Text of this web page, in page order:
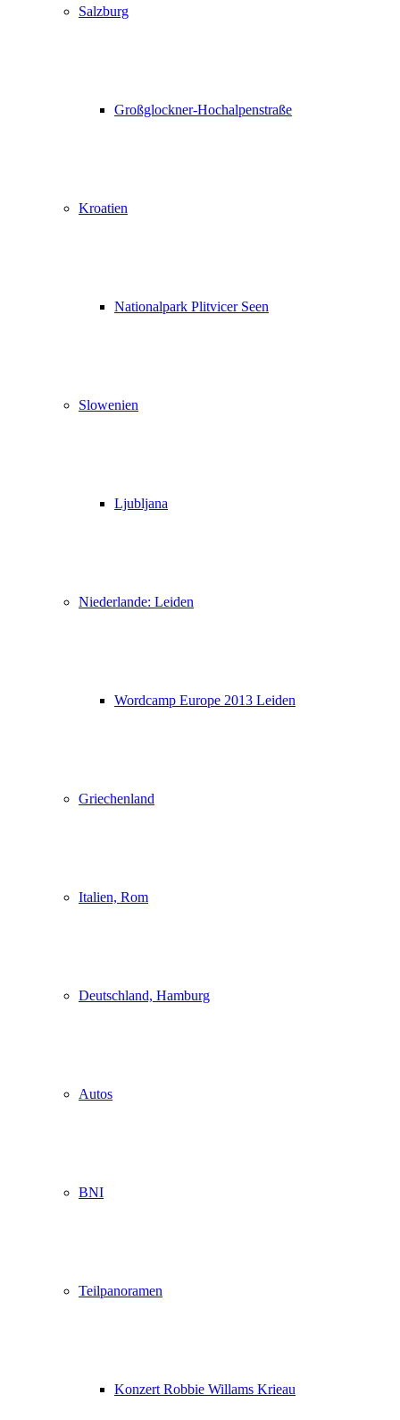
Salzburg
Großglockner-Hochalpenstraße
Kroatien
Nationalpark Plitvicer Seen
Slowenien
Ljubljana
Niederlande: Leiden
Wordcamp Europe 2013 Leiden
Griechenland
Italien, Rom
Deutschland, Hamburg
Autos
BNI
Teilpanoramen
Konzert Robbie Willams Krieau